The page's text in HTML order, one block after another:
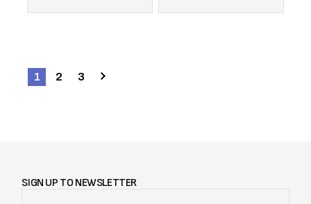
1 2 3
SIGN UP TO NEWSLETTER